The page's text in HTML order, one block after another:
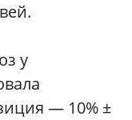
у
— 10% ±